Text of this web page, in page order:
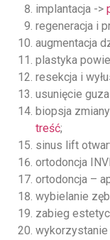
implantacja ->
regeneracja i
augmentacja
plastyka
resekcja i
usunięcie
biopsja
treść;
sinus lift
ortodoncja
ortodoncja –
wybielanie
zabieg
wykorzystanie